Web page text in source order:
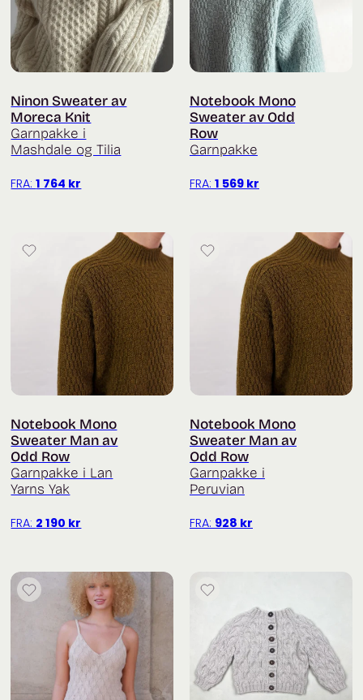
Ninon Sweater av
Moreca Knit
Garnpakke i
Mashdale og Tilia
FRA:1 764 kr
Notebook Mono
Sweater av Odd
Row
Garnpakke
FRA: 1 569 kr
Notebook Mono
Sweater Man av
Odd Row
Garnpakke i Lan
Yarns Yak
FRA: 2 190 kr
Notebook Mono
Sweater Man av
Odd Row
Garnpakke i
Peruvian
FRA: 928 kr